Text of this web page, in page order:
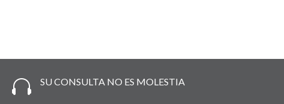
 SU CONSULTA NO ES MOLESTIA